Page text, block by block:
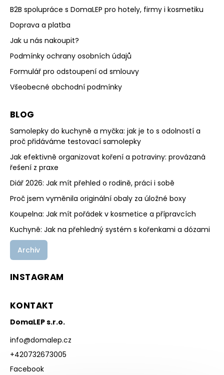
B2B spolupráce s DomaLEP pro hotely, firmy i kosmetiku
Doprava a platba
Jak u nás nakoupit?
Podmínky ochrany osobních údajů
Formulář pro odstoupení od smlouvy
Všeobecné obchodní podmínky
BLOG
Samolepky do kuchyně a myčka: jak je to s odolností a
proč přidáváme testovací samolepky
Jak efektivně organizovat koření a potraviny: provázaná
řešení z praxe
Diář 2026: Jak mít přehled o rodině, práci i sobě
Proč jsem vyměnila originální obaly za úložné boxy
Koupelna: Jak mít pořádek v kosmetice a přípravcích
Kuchyně: Jak na přehledný systém s kořenkami a dózami
Archiv
INSTAGRAM
KONTAKT
DomaLEP s.r.o.
info@domalep.cz
+420732673005
Facebook